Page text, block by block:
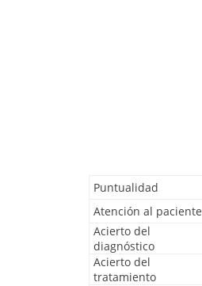
Puntualidad
Atención al paciente
Acierto del
diagnóstico
Acierto del
tratamiento